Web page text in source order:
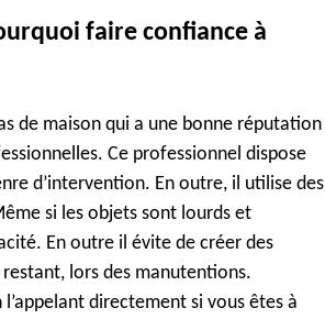
faire confiance à
de maison qui a une bonne réputation
Ce professionnel dispose
d’intervention. En outre, il utilise des
si les objets sont lourds et
En outre il évite de créer des
lors des manutentions.
directement si vous êtes à